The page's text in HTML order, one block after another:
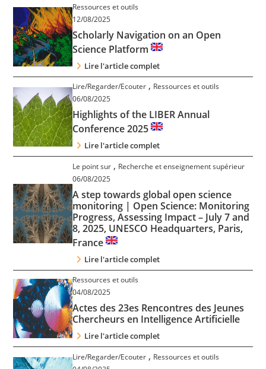
Ressources et outils
12/08/2025
Scholarly Navigation on an Open
Science Platform
Lire l'article complet
Lire/Regarder/Ecouter , Ressources et outils
06/08/2025
Highlights of the LIBER Annual
Conference 2025
Lire l'article complet
Le point sur , Recherche et enseignement supérieur
06/08/2025
A step towards global open science
monitoring | Open Science: Monitoring
Progress, Assessing Impact – July 7 and
8, 2025, UNESCO Headquarters, Paris,
France
Lire l'article complet
Ressources et outils
04/08/2025
Actes des 23es Rencontres des Jeunes
Chercheurs en Intelligence Artificielle
Lire l'article complet
Lire/Regarder/Ecouter , Ressources et outils